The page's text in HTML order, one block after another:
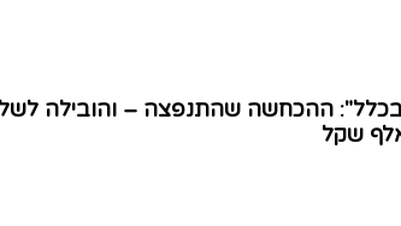
ההכחשה שהתנפצה – והובילה